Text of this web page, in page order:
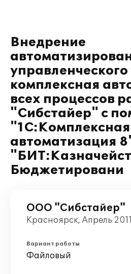
Внедрение
управленческого
комплексная
всех процессов
"Сибстайер" с
"1С:Комплексная
автоматизация
Бюджетировани
ООО "Сибстайер"
Красноярск, Апрель 2011
Вариант работы
Файловый